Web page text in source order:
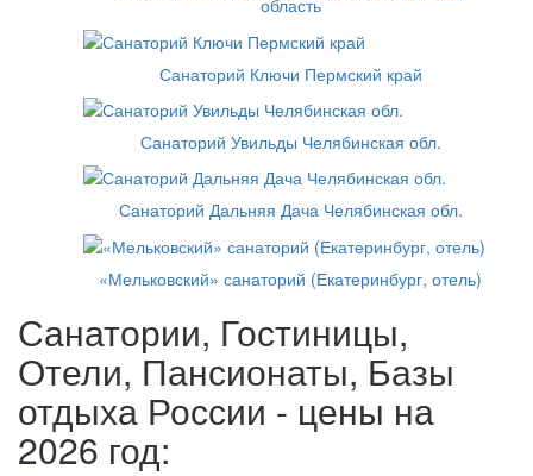
область
Санаторий Ключи Пермский край
Санаторий Увильды Челябинская обл.
Санаторий Дальняя Дача Челябинская обл.
«Мельковский» санаторий (Екатеринбург, отель)
Санатории, Гостиницы,
Отели, Пансионаты, Базы
отдыха России - цены на
2026 год: